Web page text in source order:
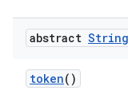
abstract String
token()